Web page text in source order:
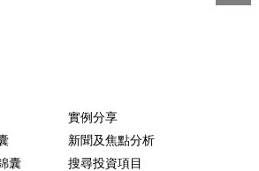
實例分享
新聞及焦點分析
囊
搜尋投資項目